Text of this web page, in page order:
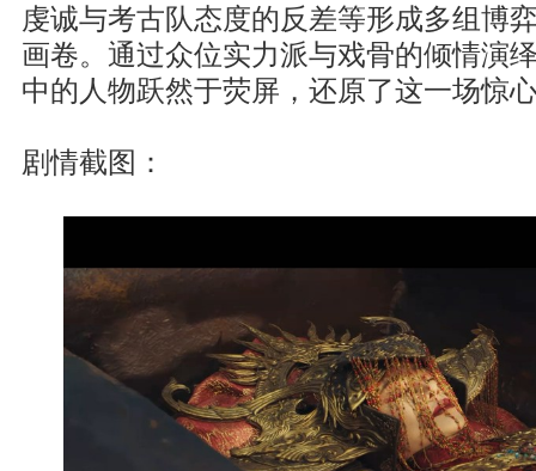
虔诚与考古队态度的反差等形成多组博
画卷。通过众位实力派与戏骨的倾情演
中的人物跃然于荧屏，还原了这一场惊
剧情截图：